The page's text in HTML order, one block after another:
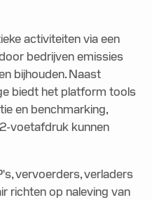
activiteiten via een
bedrijven emissies
bijhouden. Naast
biedt het platform tools
en benchmarking,
voetafdruk kunnen
vervoerders, verladers
richten op naleving van